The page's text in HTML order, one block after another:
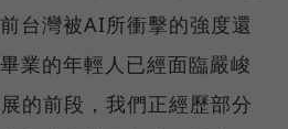
台灣被AI所衝擊的強度還
業的年輕人已經面臨嚴峻
的前段，我們正經歷部分